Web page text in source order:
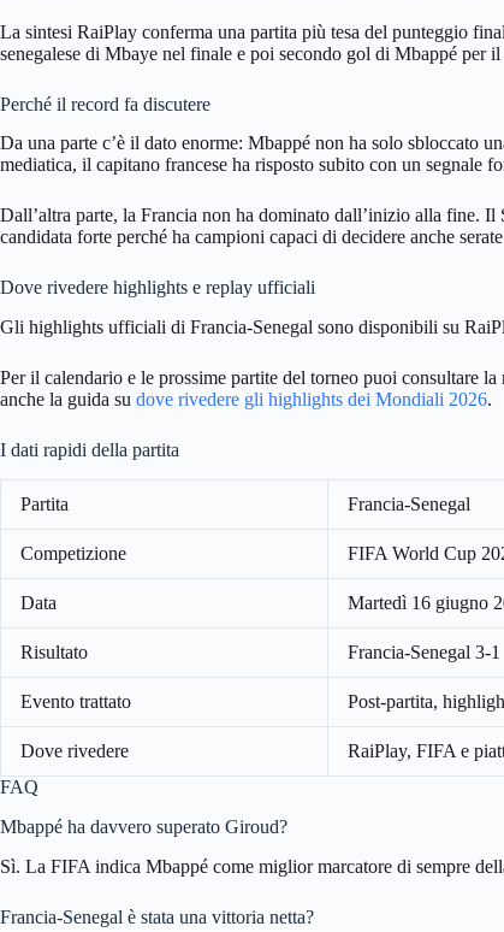
La sintesi RaiPlay conferma una partita più tesa del punteggio
senegalese di Mbaye nel finale e poi secondo gol di Mbappé per
Perché il record fa discutere
Da una parte c’è il dato enorme: Mbappé non ha solo sbloccato
mediatica, il capitano francese ha risposto subito con un segnale
Dall’altra parte, la Francia non ha dominato dall’inizio alla fine.
candidata forte perché ha campioni capaci di decidere anche
Dove rivedere highlights e replay ufficiali
Gli highlights ufficiali di Francia-Senegal sono disponibili su
Per il calendario e le prossime partite del torneo puoi consultare la
anche la guida su dove rivedere gli highlights dei Mondiali 2026.
I dati rapidi della partita
Partita Francia-Senegal
Competizione FIFA World Cup
Data Martedì 16 giugno
Risultato Francia-Senegal 3-1
Evento trattato Post-partita,
Dove rivedere
RaiPlay, FIFA e
FAQ
Mbappé ha davvero superato Giroud?
Sì. La FIFA indica Mbappé come miglior marcatore di sempre
Francia-Senegal è stata una vittoria netta?